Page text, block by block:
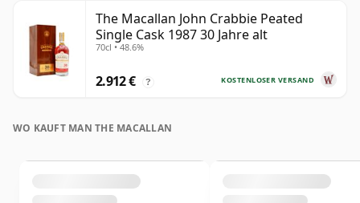
The Macallan John Crabbie Peated
Single Cask 1987 30 Jahre alt
70cl • 48.6%
KOSTENLOSER VERSAND
2.912 € ?
WO KAUFT MAN THE MACALLAN